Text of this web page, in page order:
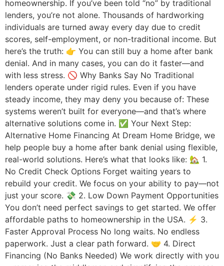
homeownership. If you’ve been told “no” by traditional
lenders, you’re not alone. Thousands of hardworking
individuals are turned away every day due to credit
scores, self-employment, or non-traditional income. But
here’s the truth: 👉 You can still buy a home after bank
denial. And in many cases, you can do it faster—and
with less stress. 🚫 Why Banks Say No Traditional
lenders operate under rigid rules. Even if you have
steady income, they may deny you because of: These
systems weren’t built for everyone—and that’s where
alternative solutions come in. ✅ Your Next Step:
Alternative Home Financing At Dream Home Bridge, we
help people buy a home after bank denial using flexible,
real-world solutions. Here’s what that looks like: 🏡 1.
No Credit Check Options Forget waiting years to
rebuild your credit. We focus on your ability to pay—not
just your score. 💸 2. Low Down Payment Opportunities
You don’t need perfect savings to get started. We offer
affordable paths to homeownership in the USA. ⚡ 3.
Faster Approval Process No long waits. No endless
paperwork. Just a clear path forward. 🤝 4. Direct
Financing (No Banks Needed) We work directly with you